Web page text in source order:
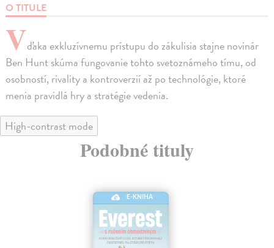
O TITULE
Vďaka exkluzívnemu prístupu do zákulisia stajne novinár
Ben Hunt skúma fungovanie tohto svetoznámeho tímu, od
osobností, rivality a kontroverzií až po technológie, ktoré
menia pravidlá hry a stratégie vedenia.
High-contrast mode
Podobné tituly
E-KNIHA